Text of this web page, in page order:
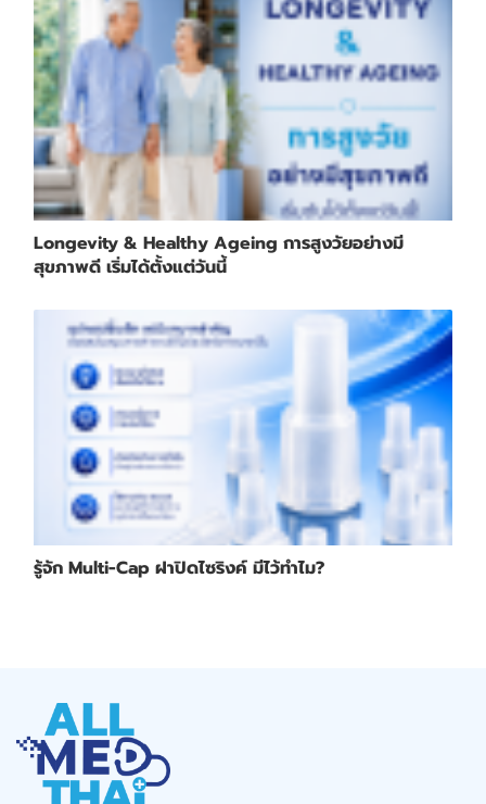
Longevity & Healthy Ageing การสูงวัยอย่างมี
สุขภาพดี เริ่มได้ตั้งแต่วันนี้
รู้จัก Multi-Cap ฝาปิดไซริงค์ มีไว้ทำไม?